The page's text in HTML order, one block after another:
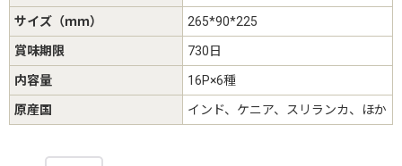
サイズ（ｍｍ） 265*90*225
賞味期限 730日
内容量 16P×6種
原産国 インド、ケニア、スリランカ、ほか